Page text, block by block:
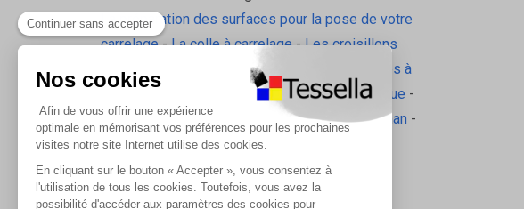
La préparation des surfaces pour la pose de votre
carrelage-La colle à carrelage- Les croisillons
pavilift
Le carrelage sol intérieur
Les plinthes à
-L'isolation écologique -
Les accessoires d'isolation
- Radiateurs Brugman -
Les tablettes de douche